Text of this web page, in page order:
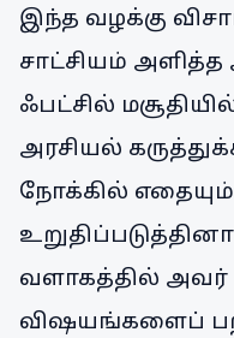
இந்த வழக்கு
சாட்சியம்
ஃபட்சில்
அரசியல்
நோக்கில்
வளாகத்தில் அவர்
விஷயங்களைப்